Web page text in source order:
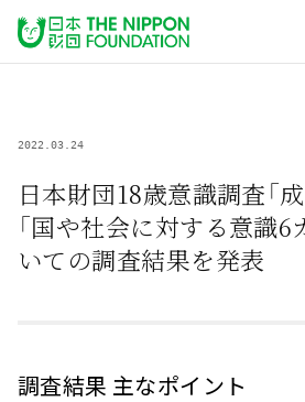
2022.03.24
日本財団18歳意識調査「
「国や社会に対する意識6
いての調査結果を発表
調査結果 主なポイント